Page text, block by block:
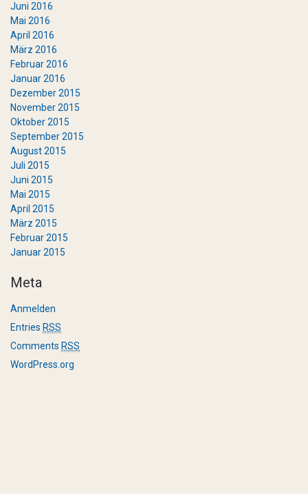
Juni 2016
Mai 2016
April 2016
März 2016
Februar 2016
Januar 2016
Dezember 2015
November 2015
Oktober 2015
September 2015
August 2015
Juli 2015
Juni 2015
Mai 2015
April 2015
März 2015
Februar 2015
Januar 2015
Meta
Anmelden
Entries RSS
Comments RSS
WordPress.org